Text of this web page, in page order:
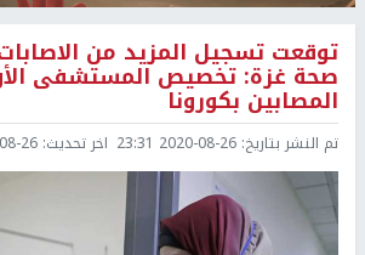
توقعت تسجيل المزيد من
صحة غزة: تخصيص المستشفى
المصابين بكورونا
تم النشر بتاريخ: 2020-08-26 23:31 اخر تحديث: 23:32